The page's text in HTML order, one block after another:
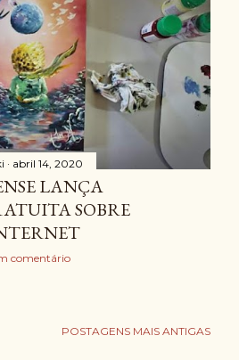
abril 14, 2020
LANÇA
SOBRE
comentário
POSTAGENS MAIS ANTIGAS